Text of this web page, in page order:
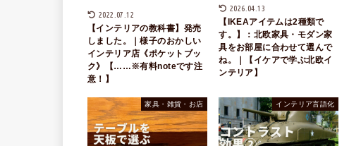
2022.07.12
【インテリアの教科書】発売
しました。｜様子のおかしい
インテリア店《ポケットブッ
ク》【……※有料noteです注
意！】
2026.04.13
【IKEAアイテムは2種類で
す。】：北欧家具・モダン家
具をお部屋に合わせて選んで
ね。｜【イケアで学ぶ北欧イ
ンテリア】
家具・雑貨・お店 インテリア言語化